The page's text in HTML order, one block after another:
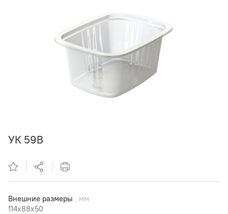
УК 59В
Внешние размеры , мм
114x88x50